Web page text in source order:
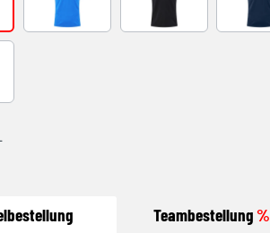
BLACK ROYAL-NAVY
Teambestellung%